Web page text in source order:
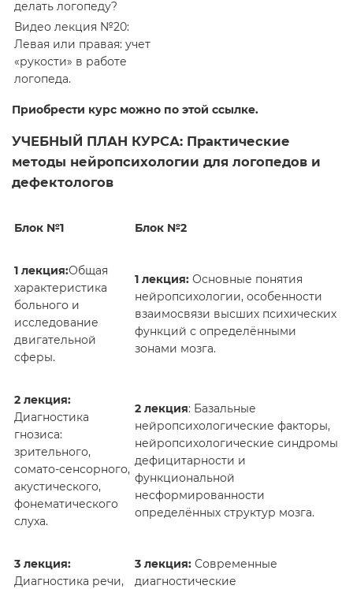
делать логопеду?
Видео лекция №20:
Левая или правая: учет
«рукости» в работе
логопеда.
Приобрести курс можно по этой ссылке.
УЧЕБНЫЙ ПЛАН КУРСА: Практические
методы нейропсихологии для логопедов и
дефектологов
Блок №1 Блок №2
1 лекция:Общая
характеристика
больного и
исследование
двигательной
сферы.
1 лекция: Основные понятия
нейропсихологии, особенности
взаимосвязи высших психических
функций с определёнными
зонами мозга.
2 лекция:
Диагностика
гнозиса:
зрительного,
сомато-сенсорного,
акустического,
фонематического
слуха.
2 лекция: Базальные
нейропсихологические факторы,
нейропсихологические синдромы
дефицитарности и
функциональной
несформированности
определённых структур мозга.
3 лекция:
Диагностика речи,
3 лекция: Современные
диагностические